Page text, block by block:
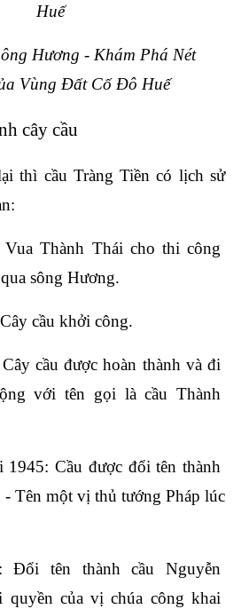
Huế
Hương - Khám Phá Nét
Vùng Đất Cố Đô Huế
cây cầu
thì cầu Tràng Tiền có lịch sử
Vua Thành Thái cho thi công
sông Hương.
cầu khởi công.
cầu được hoàn thành và đi
với tên gọi là cầu Thành
Cầu được đổi tên thành
- Tên một vị thủ tướng Pháp lúc
Đổi tên thành cầu Nguyễn
quyền của vị chúa công khai